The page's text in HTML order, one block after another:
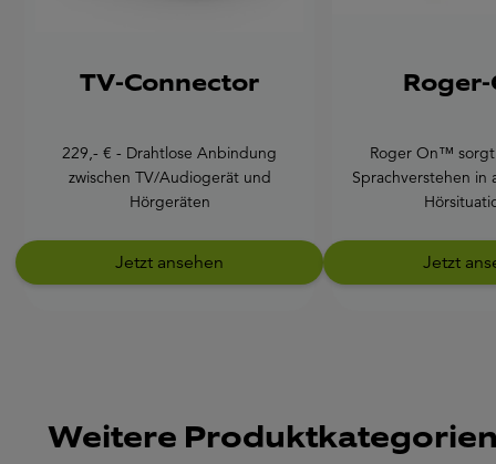
TV-Connector
229,- € - Drahtlose Anbindung
zwischen TV/Audiogerät und
Hörgeräten
Jetzt ansehen
Roger On™
Sprachverstehen in
Jetzt
Weitere